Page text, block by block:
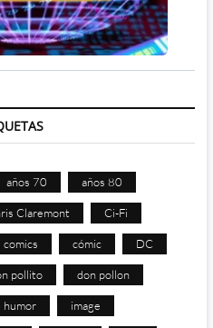
años 70 años 80
Claremont Ci-Fi
comics cómic DC
pollito don pollon
humor image